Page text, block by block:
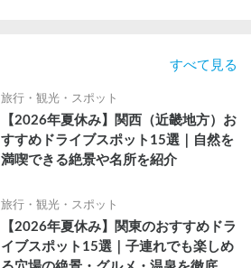
すべて見る
旅行・観光・スポット
【2026年夏休み】関西（近畿地方）お
すすめドライブスポット15選｜自然を
満喫できる絶景や名所を紹介
旅行・観光・スポット
【2026年夏休み】関東のおすすめドラ
イブスポット15選｜子連れでも楽しめ